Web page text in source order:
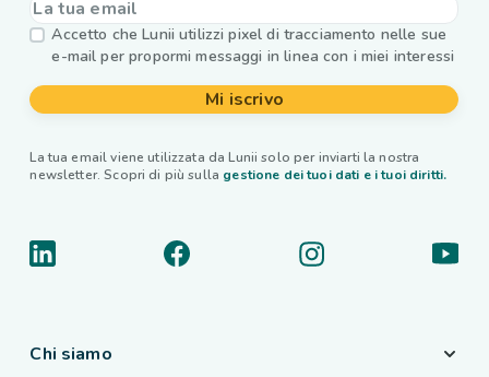
Accetto che Lunii utilizzi pixel di tracciamento nelle sue
e-mail per propormi messaggi in linea con i miei interessi
Mi iscrivo
La tua email viene utilizzata da Lunii solo per inviarti la nostra
newsletter. Scopri di più sulla gestione dei tuoi dati e i tuoi diritti.
Chi siamo